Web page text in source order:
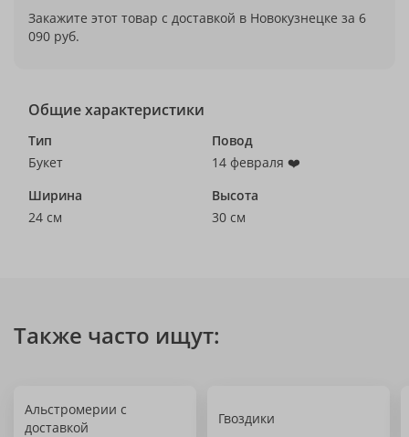
Закажите этот товар с доставкой в Новокузнецке за 6
090 руб.
Общие характеристики
Тип
Букет
Повод
14 февраля ❤️
Ширина
24 см
Высота
30 см
Также часто ищут:
Альстромерии с
доставкой
Гвоздики